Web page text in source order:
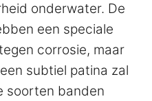
onderwater. De
een speciale
corrosie, maar
subtiel patina zal
soorten banden